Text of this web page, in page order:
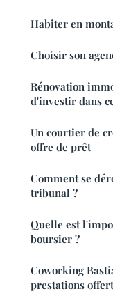
Habiter en
Choisir son
Rénovation
d'investir dans
Un courtier de
offre de prêt
Comment se
tribunal ?
Quelle est
boursier ?
Coworking
prestations